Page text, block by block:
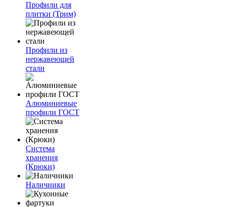
Профили для
плитки (Трим)
Профили из
нержавеющей
стали
Алюминиевые
профили ГОСТ
Система
хранения
(Крюки)
Наличники